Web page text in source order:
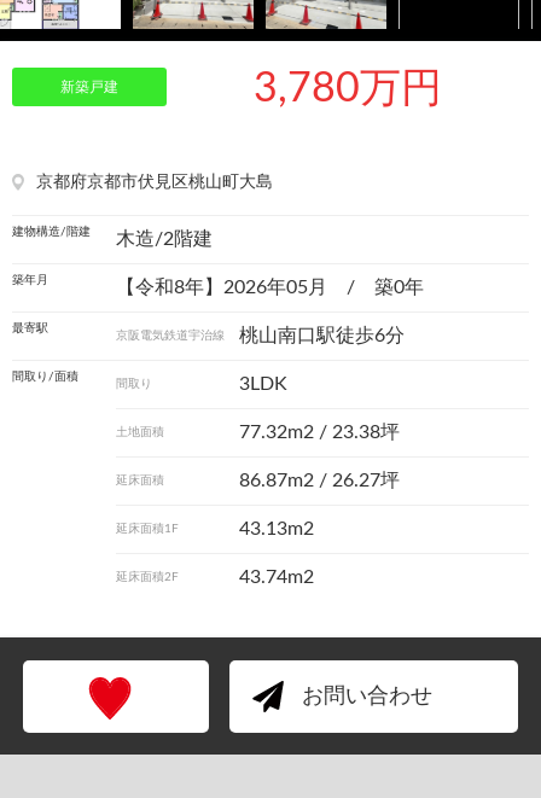
新築戸建 3,780万円
京都府京都市伏見区桃山町大島
建物構造/階建 木造/2階建
築年月 【令和8年】2026年05月 / 築0年
最寄駅
京阪電気鉄道宇治線 桃山南口駅徒歩6分
間取り/面積
間取り 3LDK
土地面積 77.32m2 / 23.38坪
延床面積 86.87m2 / 26.27坪
延床面積1F 43.13m2
延床面積2F 43.74m2
お問い合わせ